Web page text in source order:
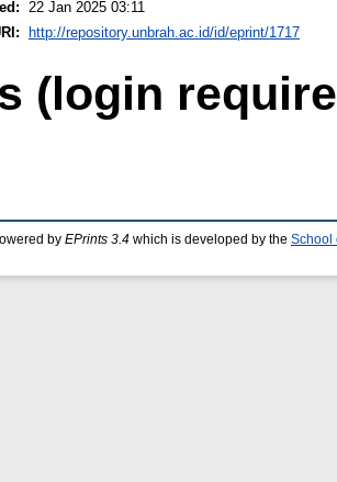
22 Jan 2025 03:11
http://repository.unbrah.ac.id/id/eprint/1717
(login
by EPrints 3.4 which is developed by the School